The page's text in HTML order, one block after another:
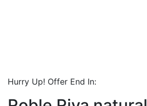
Hurry Up! Offer End In: